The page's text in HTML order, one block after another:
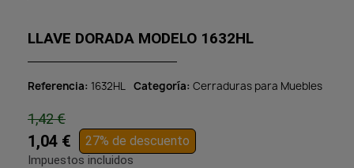
LLAVE DORADA MODELO 1632HL
Referencia 1632HL Categoría Cerraduras para Muebles
1,42 €
1,04 € 27% de descuento
Impuestos incluidos